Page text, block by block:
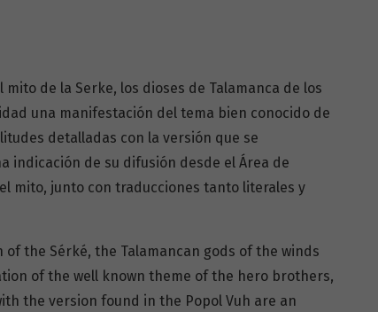
de la Serke, los dioses de Talamanca de los
una manifestación del tema bien conocido de
detalladas con la versión que se
indicación de su difusión desde el Área de
mito, junto con traducciones tanto literales y
the Sérké, the Talamancan gods of the winds
of the well known theme of the hero brothers,
the version found in the Popol Vuh are an